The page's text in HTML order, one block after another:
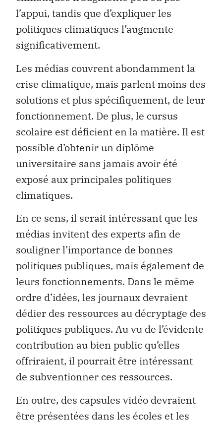
l’appui, tandis que d’expliquer les
politiques climatiques l’augmente
significativement.
Les médias couvrent abondamment la
crise climatique, mais parlent moins des
solutions et plus spécifiquement, de leur
fonctionnement. De plus, le cursus
scolaire est déficient en la matière. Il est
possible d’obtenir un diplôme
universitaire sans jamais avoir été
exposé aux principales politiques
climatiques.
En ce sens, il serait intéressant que les
médias invitent des experts afin de
souligner l’importance de bonnes
politiques publiques, mais également de
leurs fonctionnements. Dans le même
ordre d’idées, les journaux devraient
dédier des ressources au décryptage des
politiques publiques. Au vu de l’évidente
contribution au bien public qu’elles
offriraient, il pourrait être intéressant
de subventionner ces ressources.
En outre, des capsules vidéo devraient
être présentées dans les écoles et les